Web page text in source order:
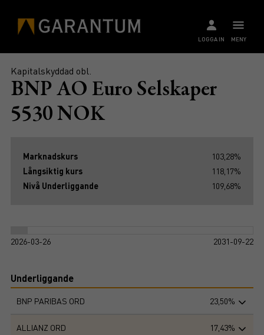
MENY
LOGGA IN
Kapitalskyddad obl.
BNP AO Euro Selskaper
5530 NOK
Marknadskurs
103,28%
Långsiktig kurs
118,17%
Nivå Underliggande
109,68%
2026-03-26 2031-09-22
Underliggande
BNP PARIBAS ORD 23,50%
ALLIANZ ORD 17,43%